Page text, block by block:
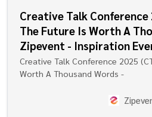
Creative Talk Conference
The Future Is Worth A
Zipevent - Inspiration
Creative Talk Conference 2025
Worth A Thousand Words -